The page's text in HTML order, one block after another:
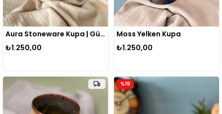
Aura Stoneware Kupa | Gün Doğumu
₺1.250,00
Moss Yelken Kupa
₺1.250,00
%19